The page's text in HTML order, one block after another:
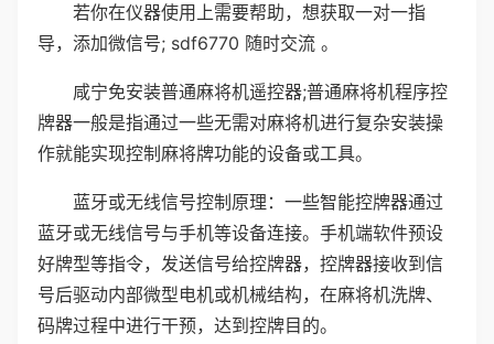
若你在仪器使用上需要帮助，想获取一对一指
导，添加微信号; sdf6770 随时交流 。
咸宁免安装普通麻将机遥控器;普通麻将机程序控
牌器一般是指通过一些无需对麻将机进行复杂安装操
作就能实现控制麻将牌功能的设备或工具。
蓝牙或无线信号控制原理：一些智能控牌器通过
蓝牙或无线信号与手机等设备连接。手机端软件预设
好牌型等指令，发送信号给控牌器，控牌器接收到信
号后驱动内部微型电机或机械结构，在麻将机洗牌、
码牌过程中进行干预，达到控牌目的。